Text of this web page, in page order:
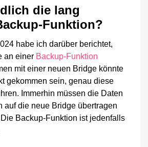
die lang
Funktion?
habe ich darüber berichtet,
an einer Backup-Funktion
mit einer neuen Bridge könnte
gekommen sein, genau diese
Immerhin müssen die Daten
auf die neue Bridge übertragen
Backup-Funktion ist jedenfalls